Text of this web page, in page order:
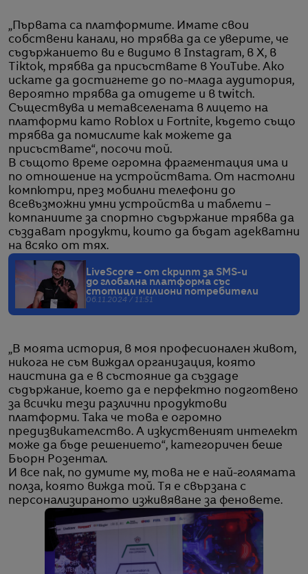
„Първата са платформите. Имате свои
собствени канали, но трябва да се уверите, че
съдържанието ви е видимо в Instagram, в X, в
Tiktok, трябва да присъствате в YouTube. Ако
искате да достигнете до по-млада аудитория,
вероятно трябва да отидете и в twitch.
Съществува и метавселената в лицето на
платформи като Roblox и Fortnite, където също
трябва да помислите как можете да
присъствате“, посочи той.
В същото време огромна фрагментация има и
по отношение на устройствата. Oт настолни
компютри, през мобилни телефони до
всевъзможни умни устройства и таблети –
компаниите за спортно съдържание трябва да
създават продукти, които да бъдат адекватни
на всяко от тях.
LiveScore – от скрипт за SMS-и
до глобална платформа със
стотици милиони потребители
06.11.2024 / 11:51
„В моята история, в моя професионален живот,
никога не съм виждал организация, която
наистина да е в състояние да създаде
съдържание, което да е перфектно подготвено
за всички тези различни продуктови
платформи. Така че това е огромно
предизвикателство. А изкуственият интелект
може да бъде решението“, категоричен беше
Бьорн Розентал.
И все пак, по думите му, това не е най-голямата
полза, която вижда той. Тя е свързана с
персонализираното изживяване за феновете.